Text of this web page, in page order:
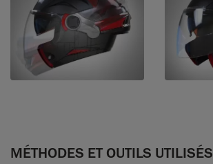
MÉTHODES ET OUTILS UTILISÉS